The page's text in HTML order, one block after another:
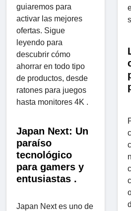
guiaremos para
activar las mejores
ofertas. Sigue
leyendo para
descubrir cómo
ahorrar en todo tipo
de productos, desde
ratones para juegos
hasta monitores 4K .
Japan Next: Un
paraíso
tecnológico
para gamers y
entusiastas .
Japan Next es uno de